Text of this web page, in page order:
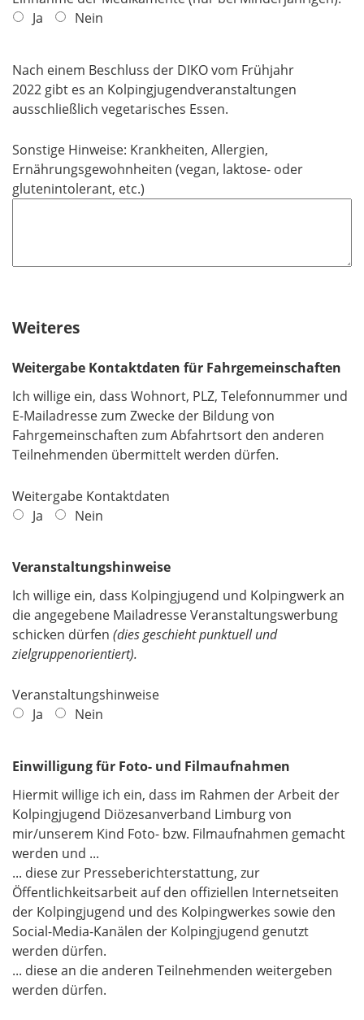
d
Ja
Nein
Nach einem Beschluss der DIKO vom Frühjahr
2022 gibt es an Kolpingjugendveranstaltungen
ausschließlich vegetarisches Essen.
Sonstige Hinweise: Krankheiten, Allergien,
Ernährungsgewohnheiten (vegan, laktose- oder
glutenintolerant, etc.)
Weiteres
Weitergabe Kontaktdaten für Fahrgemeinschaften
Ich willige ein, dass Wohnort, PLZ, Telefonnummer und
E-Mailadresse zum Zwecke der Bildung von
Fahrgemeinschaften zum Abfahrtsort den anderen
Teilnehmenden übermittelt werden dürfen.
Weitergabe Kontaktdaten
Ja
Nein
Veranstaltungshinweise
Ich willige ein, dass Kolpingjugend und Kolpingwerk an
die angegebene Mailadresse Veranstaltungswerbung
schicken dürfen (dies geschieht punktuell und
zielgruppenorientiert).
Veranstaltungshinweise
Ja
Nein
Einwilligung für Foto- und Filmaufnahmen
Hiermit willige ich ein, dass im Rahmen der Arbeit der
Kolpingjugend Diözesanverband Limburg von
mir/unserem Kind Foto- bzw. Filmaufnahmen gemacht
werden und ...
... diese zur Presseberichterstattung, zur
Öffentlichkeitsarbeit auf den offiziellen Internetseiten
der Kolpingjugend und des Kolpingwerkes sowie den
Social-Media-Kanälen der Kolpingjugend genutzt
werden dürfen.
... diese an die anderen Teilnehmenden weitergeben
werden dürfen.